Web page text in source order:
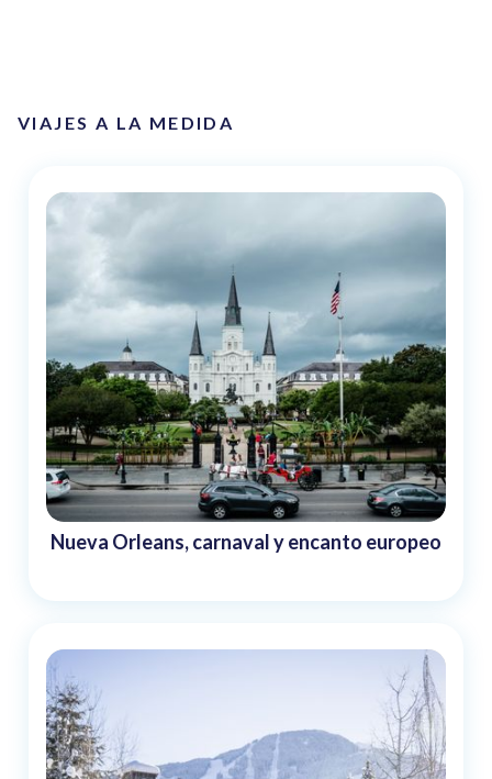
VIAJES A LA MEDIDA
Nueva Orleans, carnaval y encanto europeo